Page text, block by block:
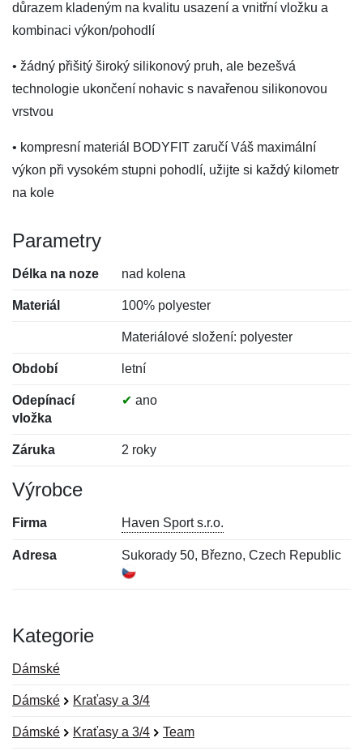
důrazem kladeným na kvalitu usazení a vnitřní vložku a
kombinaci výkon/pohodlí
• žádný přišitý široký silikonový pruh, ale bezešvá
technologie ukončení nohavic s navařenou silikonovou
vrstvou
• kompresní materiál BODYFIT zaručí Váš maximální
výkon při vysokém stupni pohodlí, užijte si každý kilometr
na kole
Parametry
Délka na noze nad kolena
Materiál 100% polyester
Materiálové složení: polyester
Období letní
Odepínací
vložka
✔ ano
Záruka 2 roky
Výrobce
Firma Haven Sport s.r.o.
Adresa Sukorady 50, Březno, Czech Republic
Kategorie
Dámské
Dámské Kraťasy a 3/4
Dámské Kraťasy a 3/4 Team